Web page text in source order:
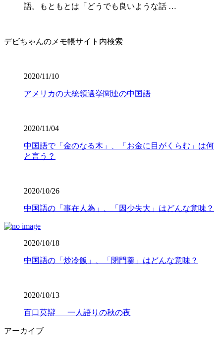
語。もともとは「どうでも良いような話 …
デビちゃんのメモ帳サイト内検索
2020/11/10
アメリカの大統領選挙関連の中国語
2020/11/04
中国語で「金のなる木」、「お金に目がくらむ」は何
と言う？
2020/10/26
中国語の「事在人為」、「因少失大」はどんな意味？
2020/10/18
中国語の「炒冷飯」、「閉門羹」はどんな意味？
2020/10/13
百口莫辯 一人語りの秋の夜
アーカイブ